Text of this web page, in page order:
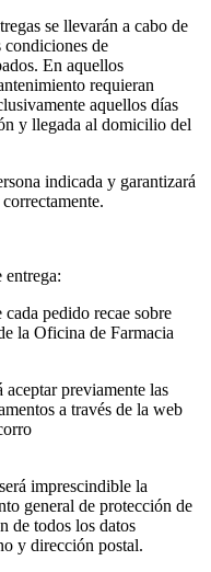
se llevarán a cabo de
condiciones de
En aquellos
requieran
aquellos días
y llegada al domicilio del
indicada y garantizará
entrega:
pedido recae sobre
la Oficina de Farmacia
previamente las
a través de la web
imprescindible la
general de protección de
de todos los datos
y dirección postal.